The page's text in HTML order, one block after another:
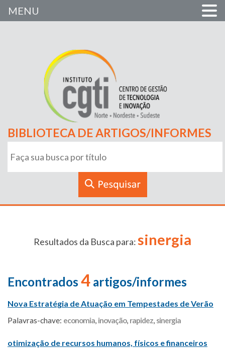
BIBLIOTECA DE ARTIGOS/INFORMES
Resultados da Busca para:sinergia
Encontrados 4 artigos/informes
Nova Estratégia de Atuação em Tempestades de Verão
Palavras-chave: economia, inovação, rapidez, sinergia
otimização de recursos humanos, físicos e financeiros
MENU